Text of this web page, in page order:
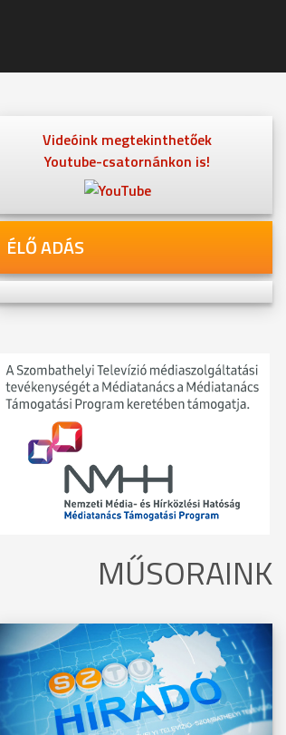
Videóink megtekinthetőek
Youtube-csatornánkon is!
ÉLŐ ADÁS
MŰSORAINK